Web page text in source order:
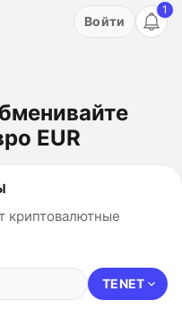
на 3 дня!
Войти
1
EUR
криптовалютные
TENET